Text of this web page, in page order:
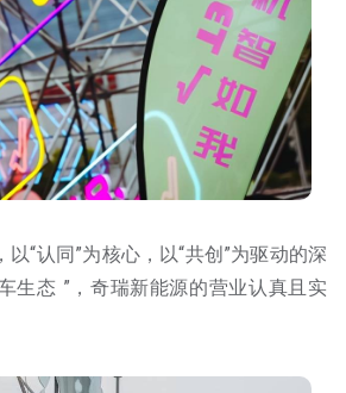
生态 ”，奇瑞新能源的营业认真且实